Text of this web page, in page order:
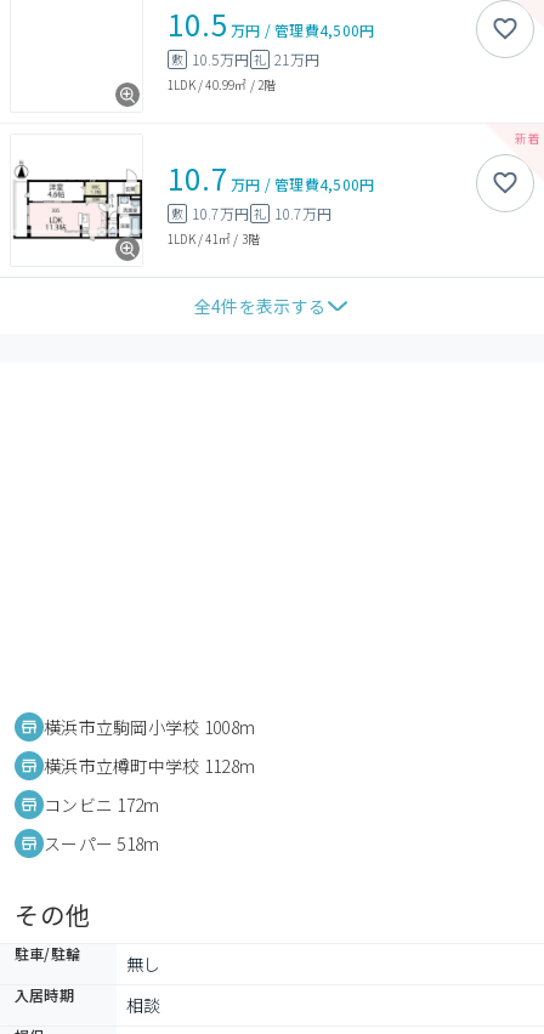
10.5 万円 /管理費4,500円
敷 10.5万円 礼 21万円
1LDK/40.99㎡ / 2階
10.7 万円 /管理費4,500円
敷 10.7万円 礼 10.7万円
1LDK/41㎡ / 3階
全4件を表示する
横浜市立駒岡小学校 1008m
横浜市立樽町中学校 1128m
コンビニ 172m
スーパー 518m
その他
駐車/駐輪 無し
入居時期 相談